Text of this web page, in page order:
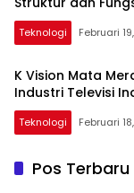
Teknologi Februari
K Vision Mata
Industri Televisi
Teknologi Februari
Parabola
Pos Terbaru